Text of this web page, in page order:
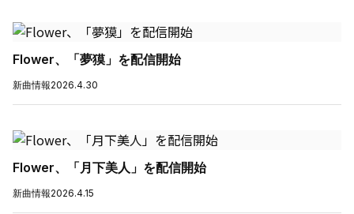
Flower、「夢獏」を配信開始
新曲情報2026.4.30
Flower、「月下美人」を配信開始
新曲情報2026.4.15